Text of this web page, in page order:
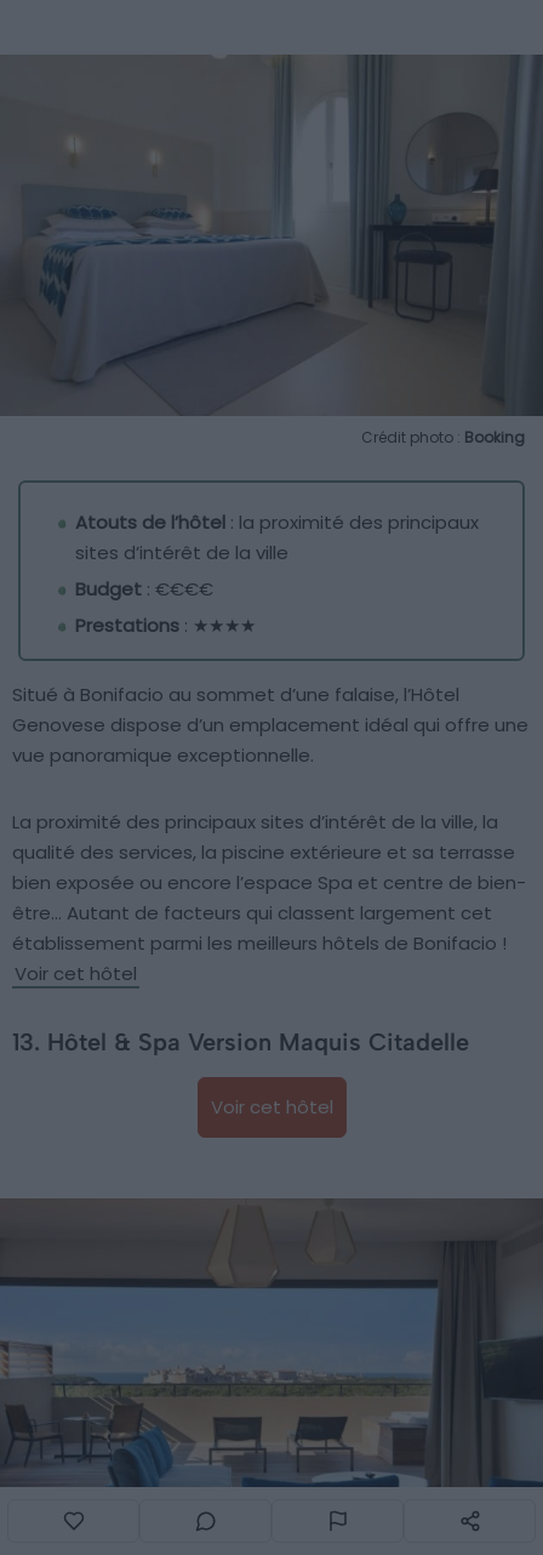
Crédit photo : Booking
Atouts de l’hôtel : la proximité des principaux
sites d’intérêt de la ville
Budget : €€€€
Prestations : ★★★★
Situé à Bonifacio au sommet d’une falaise, l’Hôtel
Genovese dispose d’un emplacement idéal qui offre une
vue panoramique exceptionnelle.
La proximité des principaux sites d’intérêt de la ville, la
qualité des services, la piscine extérieure et sa terrasse
bien exposée ou encore l’espace Spa et centre de bien-
être… Autant de facteurs qui classent largement cet
établissement parmi les meilleurs hôtels de Bonifacio !
Voir cet hôtel
13. Hôtel & Spa Version Maquis Citadelle
Voir cet hôtel